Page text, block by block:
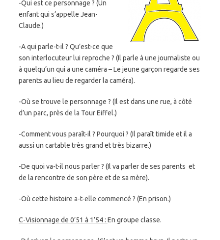
-Qui est ce personnage ? (Un
enfant qui s’appelle Jean-
Claude.)
-A qui parle-t-il ? Qu’est-ce que
son interlocuteur lui reproche ? (Il parle à une journaliste ou
à quelqu’un qui a une caméra – Le jeune garçon regarde ses
parents au lieu de regarder la caméra).
-Où se trouve le personnage ? (Il est dans une rue, à côté
d’un parc, près de la Tour Eiffel.)
-Comment vous paraît-il ? Pourquoi ? (Il paraît timide et il a
aussi un cartable très grand et très bizarre.)
-De quoi va-t-il nous parler ? (Il va parler de ses parents et
de la rencontre de son père et de sa mère).
-Où cette histoire a-t-elle commencé ? (En prison.)
C-Visionnage de 0’51 à 1’54 : En groupe classe.